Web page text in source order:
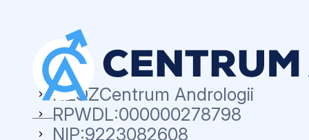
NZOZCentrum Andrologii
RPWDL:000000278798
NIP:9223082608